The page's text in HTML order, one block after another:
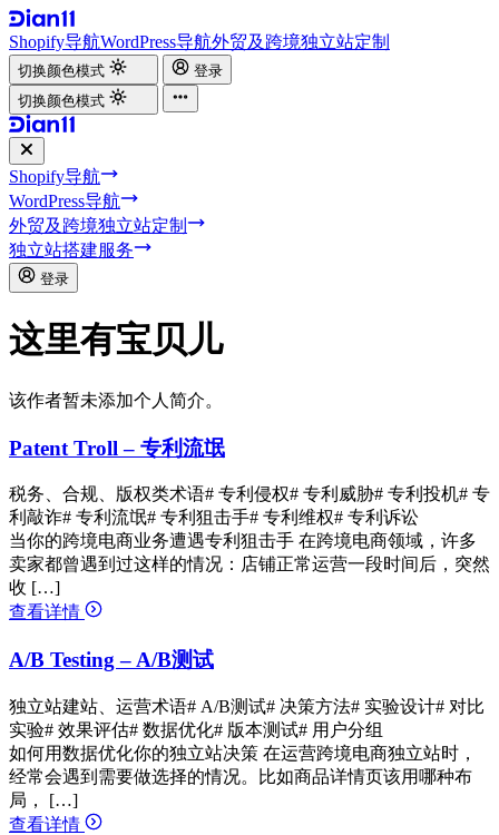
Shopify导航WordPress导航外贸及跨境独立站定制
切换颜色模式
登录
切换颜色模式
Shopify导航
WordPress导航
外贸及跨境独立站定制
独立站搭建服务
登录
这里有宝贝儿
该作者暂未添加个人简介。
Patent Troll – 专利流氓
税务、合规、版权类术语# 专利侵权# 专利威胁# 专利投机# 专
利敲诈# 专利流氓# 专利狙击手# 专利维权# 专利诉讼
当你的跨境电商业务遭遇专利狙击手 在跨境电商领域，许多
卖家都曾遇到过这样的情况：店铺正常运营一段时间后，突然
收 […]
查看详情
A/B Testing – A/B测试
独立站建站、运营术语# A/B测试# 决策方法# 实验设计# 对比
实验# 效果评估# 数据优化# 版本测试# 用户分组
如何用数据优化你的独立站决策 在运营跨境电商独立站时，
经常会遇到需要做选择的情况。比如商品详情页该用哪种布
局， […]
查看详情